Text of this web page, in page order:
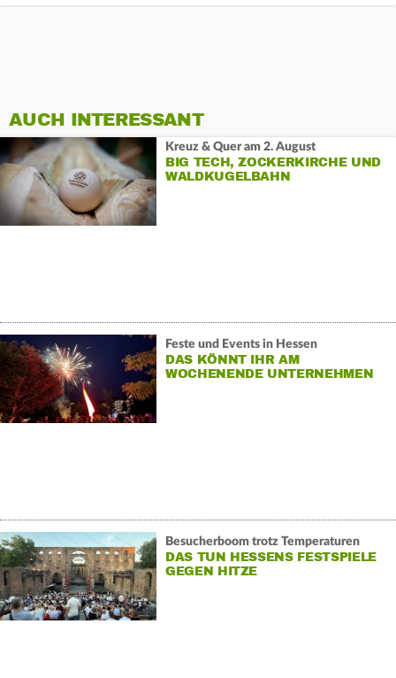
AUCH INTERESSANT
Kreuz & Quer am 2. August
BIG TECH, ZOCKERKIRCHE UND
WALDKUGELBAHN
Feste und Events in Hessen
DAS KÖNNT IHR AM
WOCHENENDE UNTERNEHMEN
Besucherboom trotz Temperaturen
DAS TUN HESSENS FESTSPIELE
GEGEN HITZE